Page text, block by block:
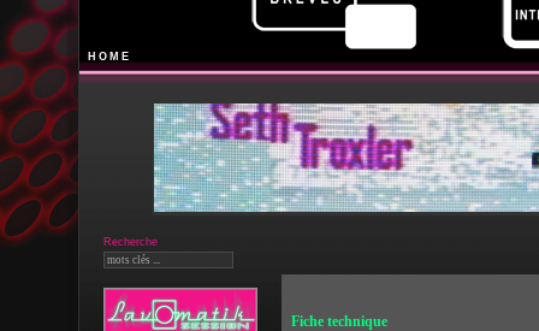
HOME
Recherche
Fiche technique